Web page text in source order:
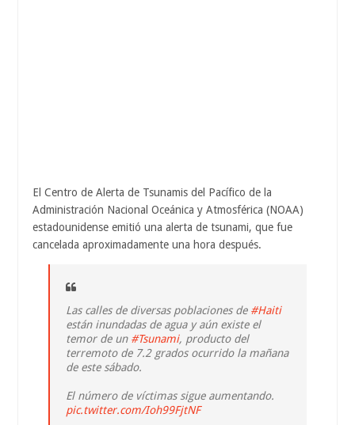
El Centro de Alerta de Tsunamis del Pacífico de la
Administración Nacional Oceánica y Atmosférica (NOAA)
estadounidense emitió una alerta de tsunami, que fue
cancelada aproximadamente una hora después.
Las calles de diversas poblaciones de #Haiti
están inundadas de agua y aún existe el
temor de un #Tsunami, producto del
terremoto de 7.2 grados ocurrido la mañana
de este sábado.
El número de víctimas sigue aumentando.
pic.twitter.com/Ioh99FjtNF